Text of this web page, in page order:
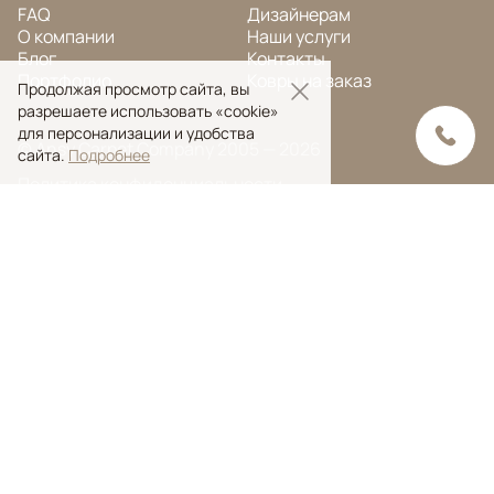
FAQ
О компании
Блог
Портфолио
Дизайнерам
Наши услуги
Контакты
Ковры на заказ
© Ansy Carpet Company 2005 — 2026
Продолжая просмотр сайта, вы
разрешаете использовать «cookie»
для персонализации и удобства
сайта. Подробнее